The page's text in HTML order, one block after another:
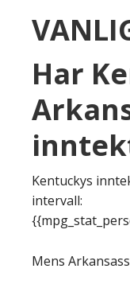
Har
Kentuckys
intervall:
Mens